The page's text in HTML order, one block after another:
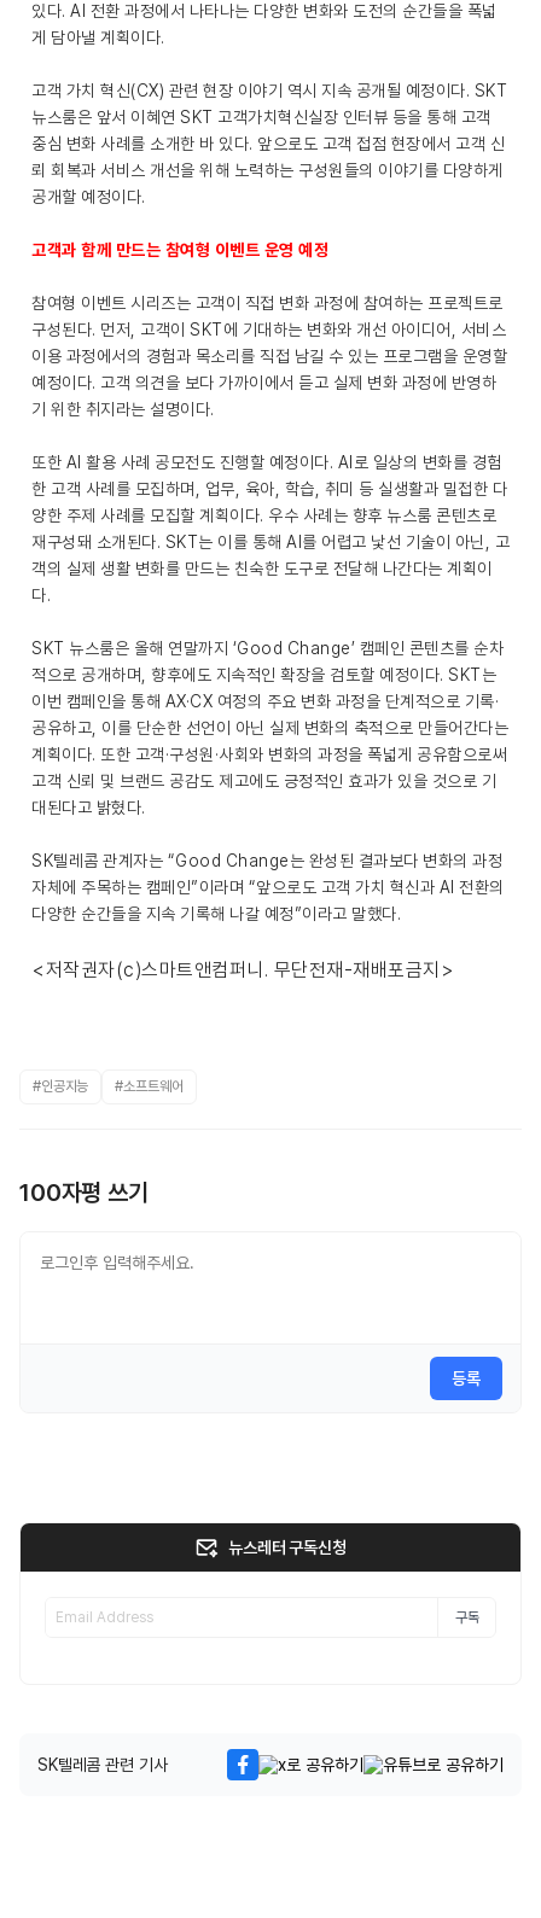
있다. AI 전환 과정에서 나타나는 다양한 변화와 도전의 순간들을 폭넓
게 담아낼 계획이다.
고객 가치 혁신(CX) 관련 현장 이야기 역시 지속 공개될 예정이다. SKT
뉴스룸은 앞서 이혜연 SKT 고객가치혁신실장 인터뷰 등을 통해 고객
중심 변화 사례를 소개한 바 있다. 앞으로도 고객 접점 현장에서 고객 신
뢰 회복과 서비스 개선을 위해 노력하는 구성원들의 이야기를 다양하게
공개할 예정이다.
고객과 함께 만드는 참여형 이벤트 운영 예정
참여형 이벤트 시리즈는 고객이 직접 변화 과정에 참여하는 프로젝트로
구성된다. 먼저, 고객이 SKT에 기대하는 변화와 개선 아이디어, 서비스
이용 과정에서의 경험과 목소리를 직접 남길 수 있는 프로그램을 운영할
예정이다. 고객 의견을 보다 가까이에서 듣고 실제 변화 과정에 반영하
기 위한 취지라는 설명이다.
또한 AI 활용 사례 공모전도 진행할 예정이다. AI로 일상의 변화를 경험
한 고객 사례를 모집하며, 업무, 육아, 학습, 취미 등 실생활과 밀접한 다
양한 주제 사례를 모집할 계획이다. 우수 사례는 향후 뉴스룸 콘텐츠로
재구성돼 소개된다. SKT는 이를 통해 AI를 어렵고 낯선 기술이 아닌, 고
객의 실제 생활 변화를 만드는 친숙한 도구로 전달해 나간다는 계획이
다.
SKT 뉴스룸은 올해 연말까지 ‘Good Change’ 캠페인 콘텐츠를 순차
적으로 공개하며, 향후에도 지속적인 확장을 검토할 예정이다. SKT는
이번 캠페인을 통해 AX·CX 여정의 주요 변화 과정을 단계적으로 기록·
공유하고, 이를 단순한 선언이 아닌 실제 변화의 축적으로 만들어간다는
계획이다. 또한 고객·구성원·사회와 변화의 과정을 폭넓게 공유함으로써
고객 신뢰 및 브랜드 공감도 제고에도 긍정적인 효과가 있을 것으로 기
대된다고 밝혔다.
SK텔레콤 관계자는 “Good Change는 완성된 결과보다 변화의 과정
자체에 주목하는 캠페인”이라며 “앞으로도 고객 가치 혁신과 AI 전환의
다양한 순간들을 지속 기록해 나갈 예정”이라고 말했다.
<저작권자(c)스마트앤컴퍼니. 무단전재-재배포금지>
#인공지능 #소프트웨어
100자평 쓰기
등록
뉴스레터 구독신청
구독
SK텔레콤 관련 기사